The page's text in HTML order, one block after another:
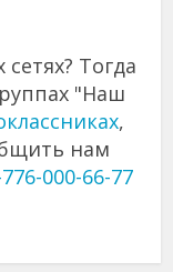
Тогда
"Наш
,
нам
000-66-77